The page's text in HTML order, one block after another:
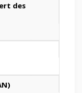
des